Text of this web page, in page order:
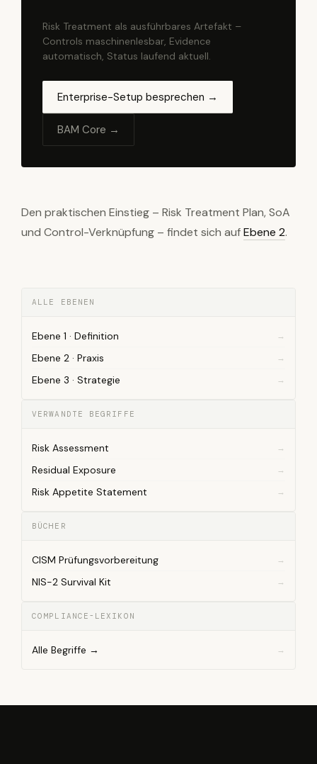
Risk Treatment als ausführbares Artefakt –
Controls maschinenlesbar, Evidence
automatisch, Status laufend aktuell.
Enterprise-Setup besprechen →
BAM Core →
Den praktischen Einstieg – Risk Treatment Plan, SoA
und Control-Verknüpfung – findet sich aufEbene 2.
ALLE EBENEN
Ebene 1 · Definition
Ebene 2 · Praxis
Ebene 3 · Strategie
VERWANDTE BEGRIFFE
Risk Assessment
Residual Exposure
Risk Appetite Statement
BÜCHER
CISM Prüfungsvorbereitung
NIS-2 Survival Kit
COMPLIANCE-LEXIKON
Alle Begriffe →